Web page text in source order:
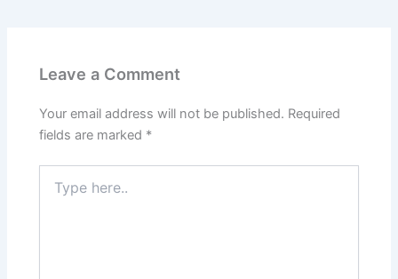
Leave a Comment
Your email address will not be published. Required
fields are marked *
here..